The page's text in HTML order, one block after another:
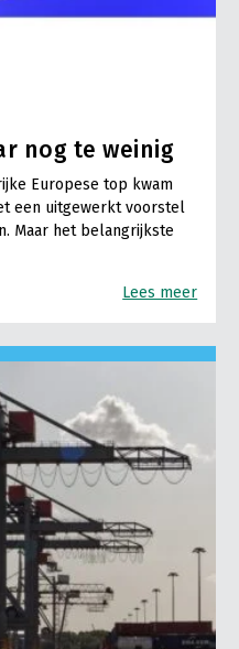
nog te weinig
Europese top kwam
een uitgewerkt voorstel
Maar het belangrijkste
Lees meer